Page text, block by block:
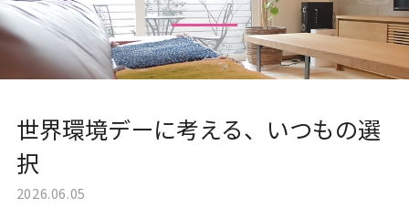
世界環境デーに考える、いつもの選
択
2026.06.05